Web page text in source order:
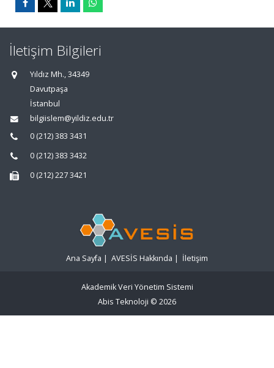
İletişim Bilgileri
Yıldız Mh., 34349
Davutpaşa
İstanbul
bilgiislem@yildiz.edu.tr
0 (212) 383 3431
0 (212) 383 3432
0 (212) 227 3421
Ana Sayfa | AVESİS Hakkında | İletişim
Akademik Veri Yönetim Sistemi
Abis Teknoloji © 2026